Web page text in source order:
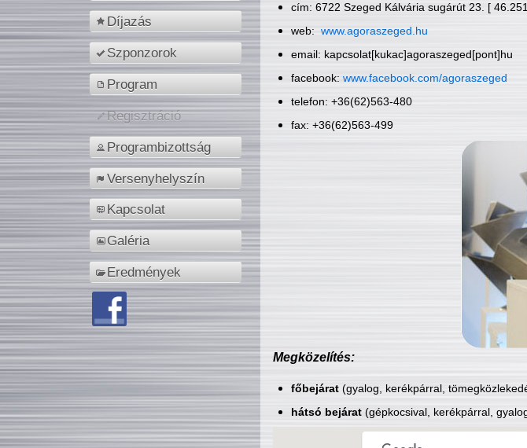
Díjazás
Szponzorok
Program
Regisztráció
Programbizottság
Versenyhelyszín
Kapcsolat
Galéria
Eredmények
cím: 6722 Szeged Kálvária sugárút 23. [
web: www.agoraszeged.hu
email: kapcsolat[kukac]agoraszeged[pont]hu
facebook: www.facebook.com/agoraszeged
telefon: +36(62)563-480
fax: +36(62)563-499
Megközelítés:
főbejárat(gyalog, kerékpárral,
hátsó bejárat(gépkocsival, kerékpárral,